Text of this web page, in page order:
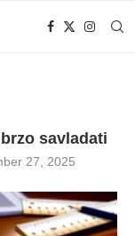
savladati
27, 2025